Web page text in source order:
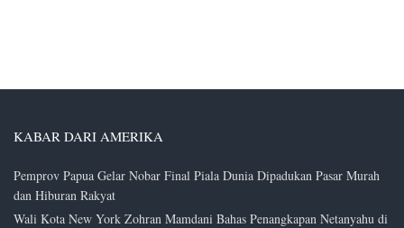
KABAR DARI AMERIKA
Pemprov Papua Gelar Nobar Final Piala Dunia Dipadukan Pasar Murah
dan Hiburan Rakyat
Wali Kota New York Zohran Mamdani Bahas Penangkapan Netanyahu di